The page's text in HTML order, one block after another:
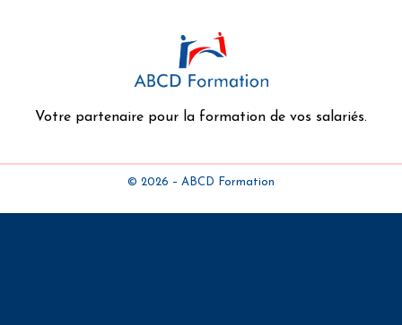
Votre partenaire pour la formation de vos salariés.
© 2026 – ABCD Formation